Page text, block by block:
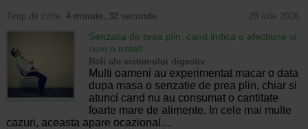
Timp de citire: 4 minute, 32 secunde 28 iulie 2026
Senzatia de prea plin: cand indica o afectiune si
cum o tratati
Boli ale sistemului digestiv
Multi oameni au experimentat macar o data
dupa masa o senzatie de prea plin, chiar si
atunci cand nu au consumat o cantitate
foarte mare de alimente. In cele mai multe
cazuri, aceasta apare ocazional…